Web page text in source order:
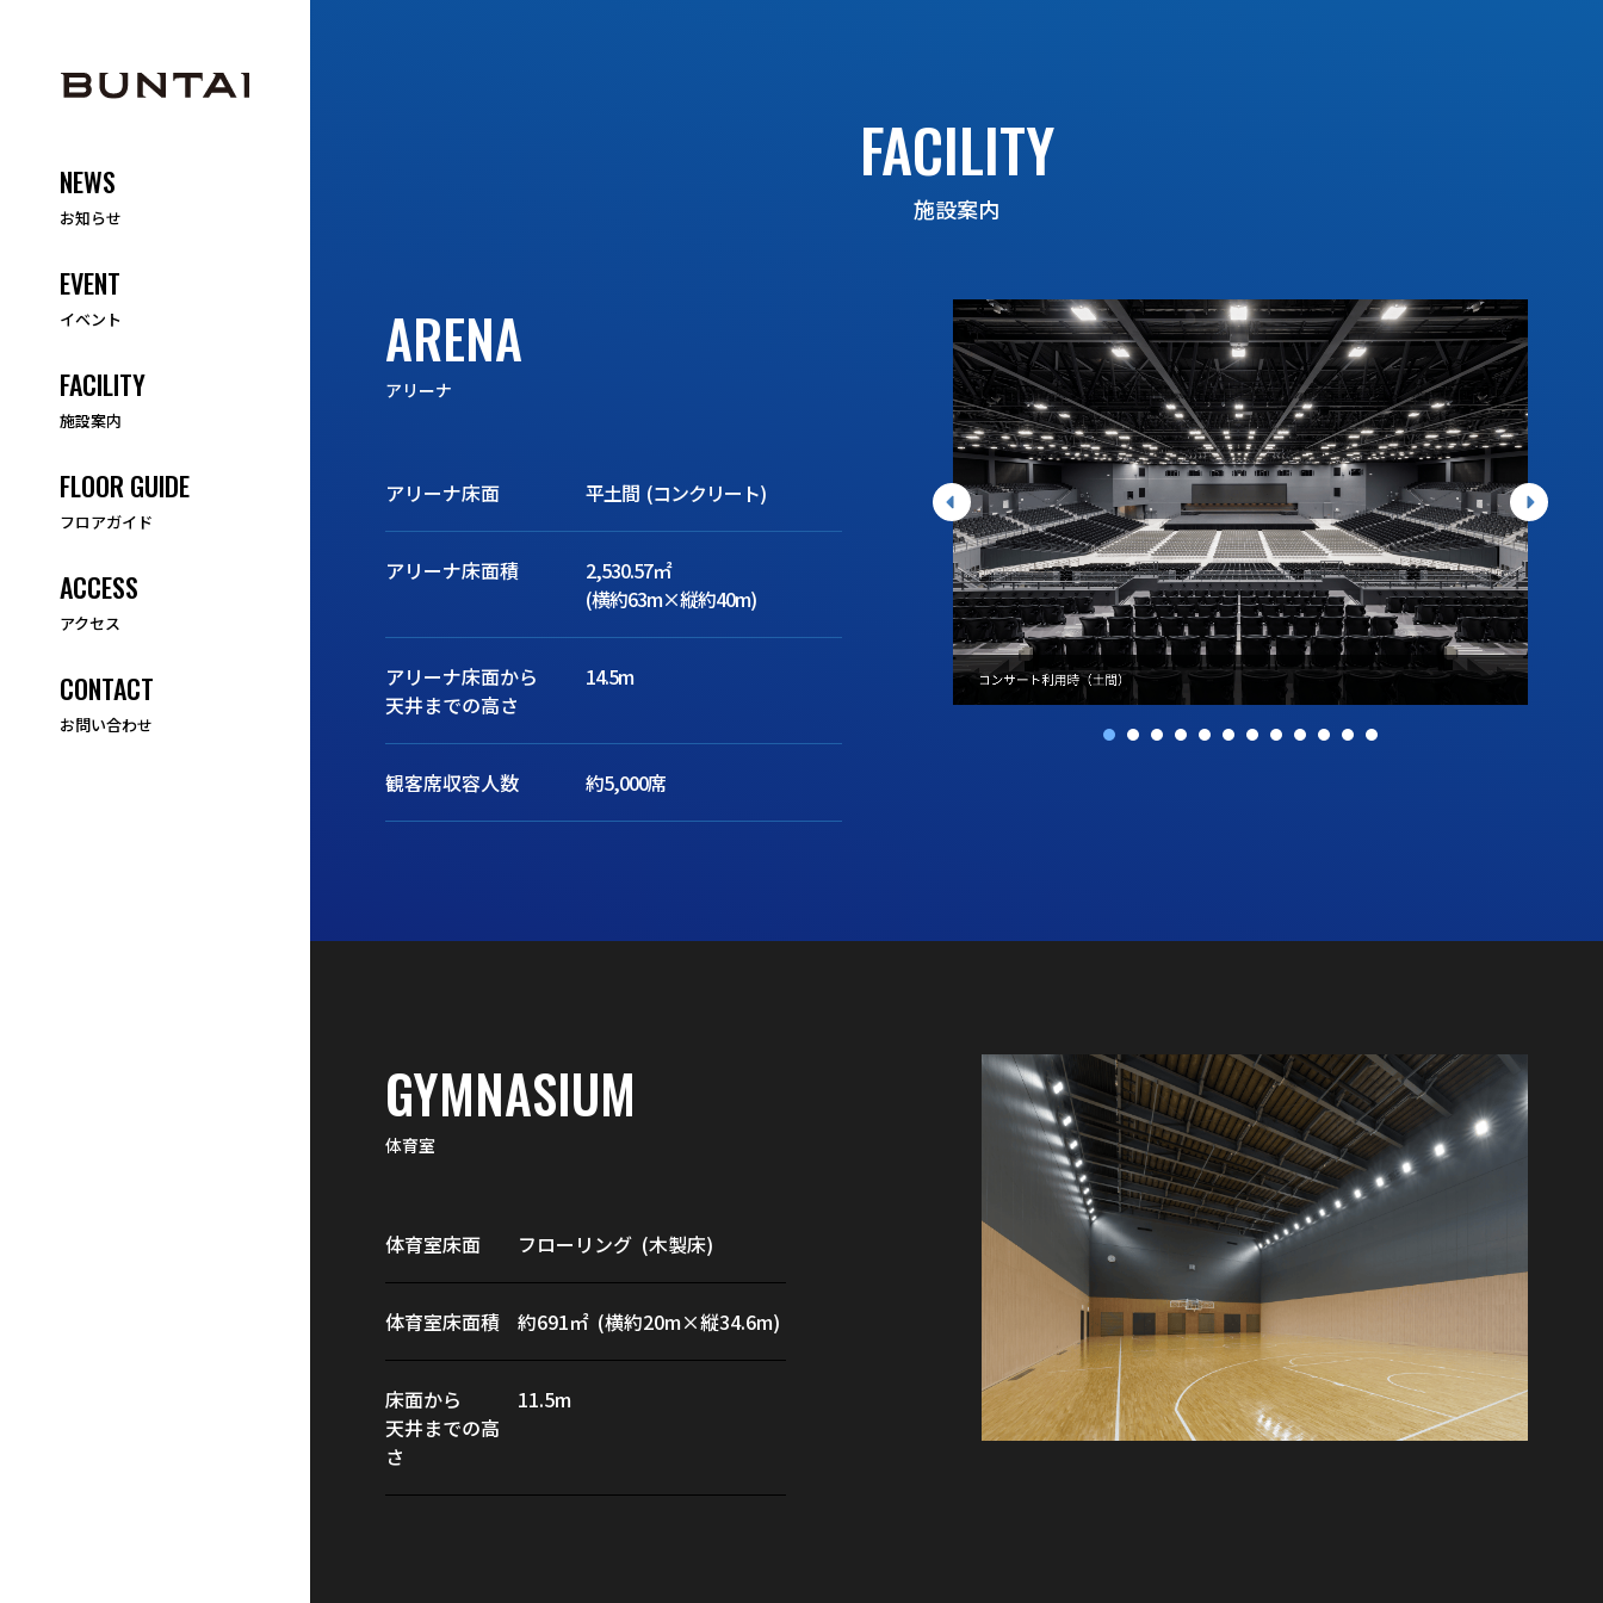
NEWS
お知らせ
EVENT
イベント
FACILITY
施設案内
FLOOR GUIDE
フロアガイド
ACCESS
アクセス
CONTACT
お問い合わせ
FACILITY
施設案内
ARENA
アリーナ
アリーナ床面 平土間 (コンクリート)
アリーナ床面積
2,530.57㎡
(横約63m×縦約40m)
アリーナ床面から
天井までの高さ
14.5m
観客席収容人数 約5,000席
GYMNASIUM
体育室
体育室床面 フローリング (木製床)
体育室床面積 約691㎡ (横約20m×縦34.6m)
床面から
天井までの高
さ
11.5m